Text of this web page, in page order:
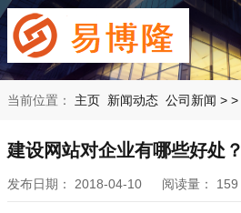
当前位置： 主页 >
新闻动态 >
公司新闻
建设网站对企业有哪些好处？
发布日期： 2018-04-10 阅读量： 159